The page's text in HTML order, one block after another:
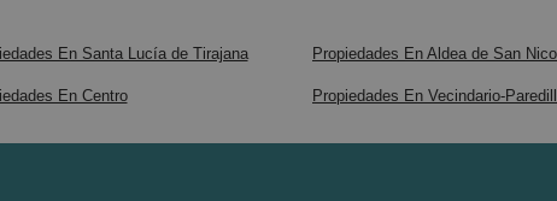
En Santa Lucía de Tirajana Propiedades En Aldea de San
En Centro Propiedades En Vecindario-